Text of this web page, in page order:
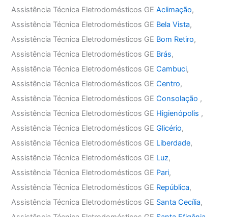
Assistência Técnica Eletrodomésticos GEAclimação,
Assistência Técnica Eletrodomésticos GE Bela Vista,
Assistência Técnica Eletrodomésticos GE Bom Retiro,
Assistência Técnica Eletrodomésticos GE Brás,
Assistência Técnica Eletrodomésticos GECambuci,
Assistência Técnica Eletrodomésticos GECentro,
Assistência Técnica Eletrodomésticos GEConsolação ,
Assistência Técnica Eletrodomésticos GE Higienópolis ,
Assistência Técnica Eletrodomésticos GEGlicério,
Assistência Técnica Eletrodomésticos GE Liberdade,
Assistência Técnica Eletrodomésticos GE Luz,
Assistência Técnica Eletrodomésticos GE Pari,
Assistência Técnica Eletrodomésticos GE República,
Assistência Técnica Eletrodomésticos GE Santa Cecília,